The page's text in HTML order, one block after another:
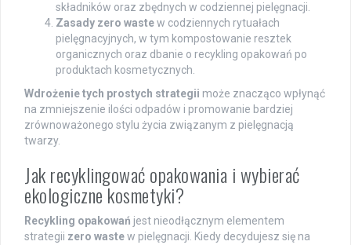
składników oraz zbędnych w codziennej pielęgnacji.
Zasady zero wastew codziennych rytuałach
pielęgnacyjnych, w tym kompostowanie resztek
organicznych oraz dbanie o recykling opakowań po
produktach kosmetycznych.
Wdrożenie tych prostych strategii może znacząco wpłynąć
na zmniejszenie ilości odpadów i promowanie bardziej
zrównoważonego stylu życia związanym z pielęgnacją
twarzy.
Jak recyklingować opakowania i wybierać
ekologiczne kosmetyki?
Recykling opakowań jest nieodłącznym elementem
strategii zero wastew pielęgnacji. Kiedy decydujesz się na